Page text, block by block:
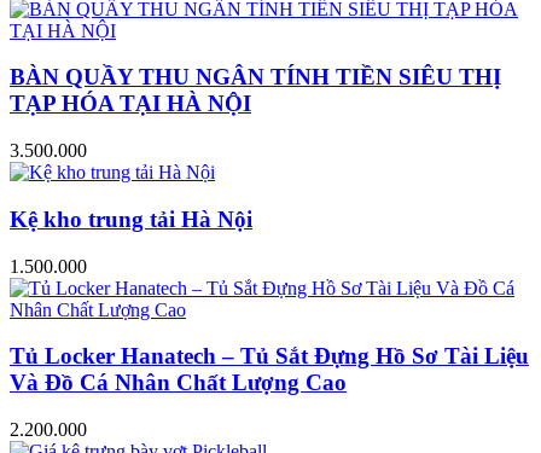
BÀN QUẦY THU NGÂN TÍNH TIỀN SIÊU THỊ
TẠP HÓA TẠI HÀ NỘI
3.500.000
Kệ kho trung tải Hà Nội
1.500.000
Tủ Locker Hanatech – Tủ Sắt Đựng Hồ Sơ Tài Liệu
Và Đồ Cá Nhân Chất Lượng Cao
2.200.000